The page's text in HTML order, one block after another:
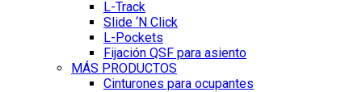
L-Track
Slide ‘N Click
L-Pockets
Fijación QSF para asiento
MÁS PRODUCTOS
Cinturones para ocupantes